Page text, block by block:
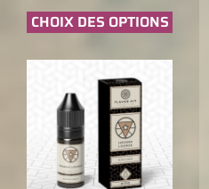
CHOIX DES OPTIONS